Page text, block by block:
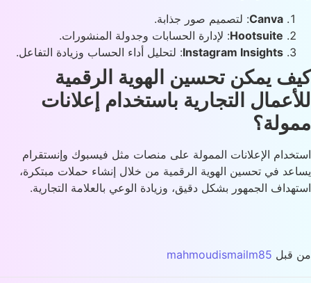
Canva: لتصميم صور جذابة.
Hootsuite: لإدارة الحسابات وجدولة المنشورات.
Instagram Insights: لتحليل أداء الحساب وزيادة التفاعل.
يمكن تحسين الهوية الرقمية
التجارية باستخدام إعلانات
الإعلانات الممولة على منصات مثل فيسبوك وإنستقرام
في تحسين الهوية الرقمية من خلال إنشاء حملات مبتكرة،
الجمهور بشكل دقيق، وزيادة الوعي بالعلامة التجارية.
قبلmahmoudismailm85